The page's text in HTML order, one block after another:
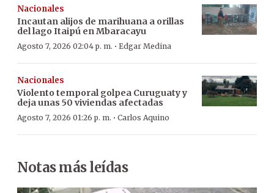
Nacionales
Incautan alijos de marihuana a orillas
del lago Itaipú en Mbaracayu
Agosto 7, 2026 02:04 p. m. · Edgar Medina
Nacionales
Violento temporal golpea Curuguaty y
deja unas 50 viviendas afectadas
Agosto 7, 2026 01:26 p. m. · Carlos Aquino
Notas más leídas